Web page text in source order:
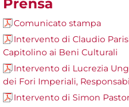
Prensa
Comunicato stampa
Intervento di Claudio
Capitolino ai Beni Culturali
Intervento di Lucrezia
dei Fori Imperiali,
Intervento di Simon